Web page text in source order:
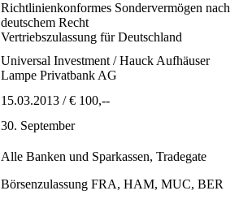
Richtlinienkonformes Sondervermögen nach
deutschem Recht
Vertriebszulassung für Deutschland
Universal Investment / Hauck Aufhäuser
Lampe Privatbank AG
15.03.2013 / € 100,--
30. September
Alle Banken und Sparkassen, Tradegate
Börsenzulassung FRA, HAM, MUC, BER